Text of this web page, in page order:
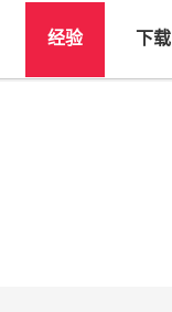
经验 下载